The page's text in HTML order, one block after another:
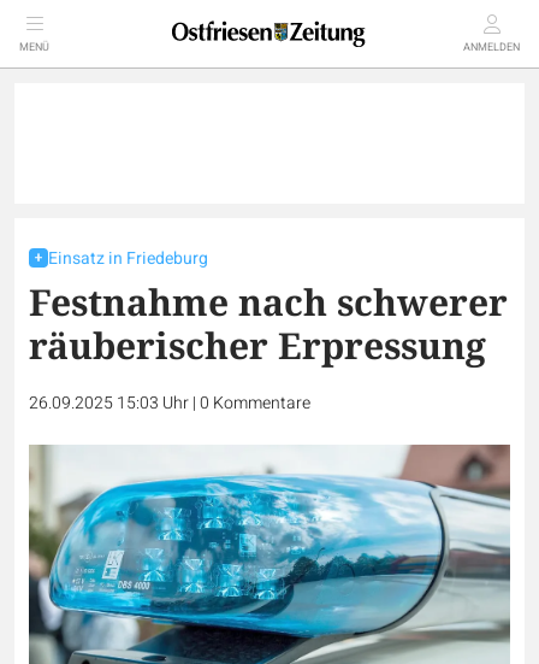
MENÜ ANMELDEN
Einsatz in Friedeburg
Festnahme nach schwerer
räuberischer Erpressung
26.09.2025 15:03 Uhr|0 Kommentare